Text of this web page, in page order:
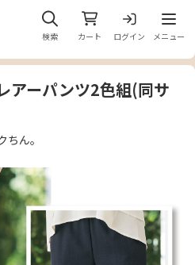
検索 カート ログイン
メニ
メニュー
アーパンツ2色組(同サ
ん。